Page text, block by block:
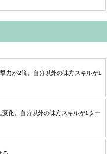
力が2倍。自分以外の味方スキルが1
化。自分以外の味方スキルが1ター